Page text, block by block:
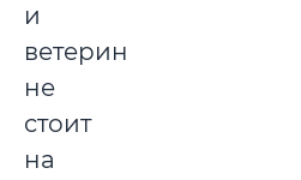
и
ветеринария
не
стоит
на